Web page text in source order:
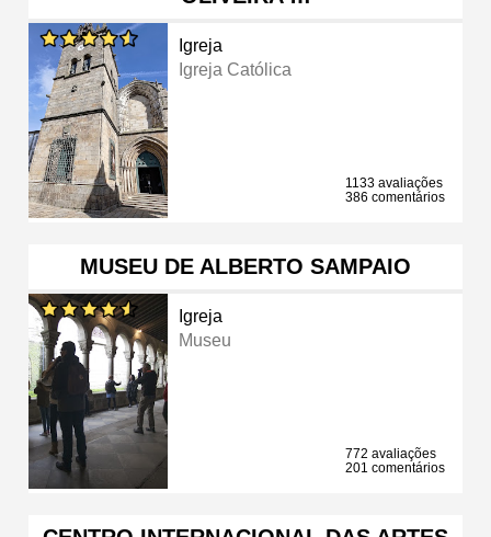
Igreja
Igreja Católica
1133 avaliações
386 comentários
MUSEU DE ALBERTO SAMPAIO
Igreja
Museu
772 avaliações
201 comentários